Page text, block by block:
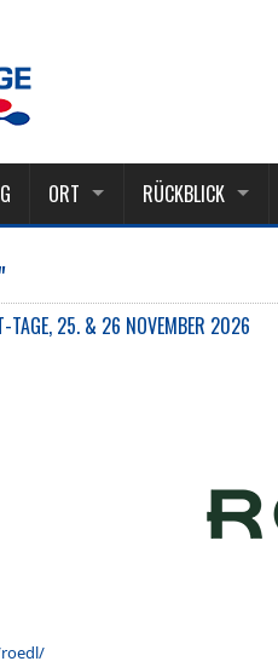
ORT RÜCKBLICK
TAGE, 25. & 26 NOVEMBER 2026